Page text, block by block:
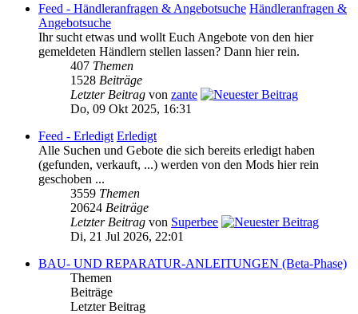
Feed - Händleranfragen & Angebotsuche Händleranfragen &
Angebotsuche
Ihr sucht etwas und wollt Euch Angebote von den hier
gemeldeten Händlern stellen lassen? Dann hier rein.
407 Themen
1528 Beiträge
Letzter Beitrag von zante
Do, 09 Okt 2025, 16:31
Feed - Erledigt Erledigt
Alle Suchen und Gebote die sich bereits erledigt haben
(gefunden, verkauft, ...) werden von den Mods hier rein
geschoben ...
3559 Themen
20624 Beiträge
Letzter Beitrag von Superbee
Di, 21 Jul 2026, 22:01
BAU- UND REPARATUR-ANLEITUNGEN (Beta-Phase)
Themen
Beiträge
Letzter Beitrag